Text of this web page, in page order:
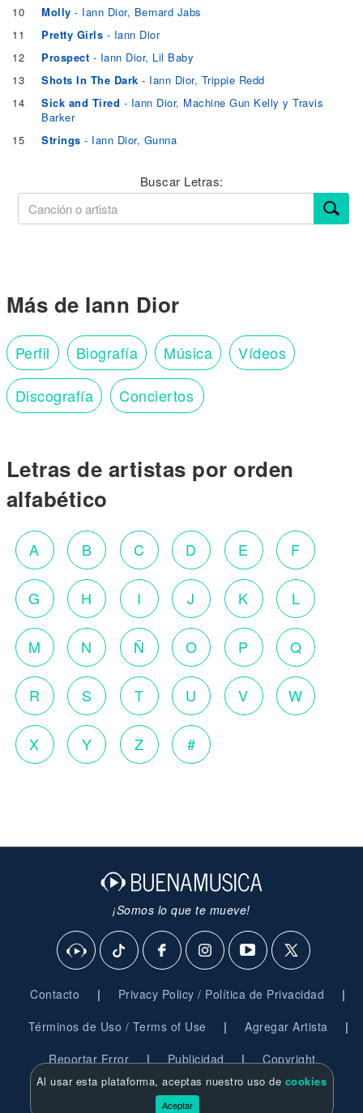
10
Molly - Iann Dior, Bernard Jabs
11
Pretty Girls - Iann Dior
12
Prospect - Iann Dior, Lil Baby
13
Shots In The Dark - Iann Dior, Trippie Redd
14
Sick and Tired - Iann Dior, Machine Gun Kelly y Travis
Barker
15
Strings - Iann Dior, Gunna
Buscar Letras:
Más de Iann Dior
Perfil Biografía Música Vídeos
Discografía Conciertos
Letras de artistas por orden
alfabético
A B C D E F
G H I J K L
M N Ñ O P Q
R S T U V W
X Y Z #
¡Somos lo que te mueve!
Contacto | Privacy Policy / Política de Privacidad |
Términos de Uso / Terms of Use | Agregar Artista |
Reportar Error | Publicidad | Copyright
© 2026 BuenaMusica.com - Derechos Reservados
Al usar esta plataforma, aceptas nuestro uso de cookies
Aceptar